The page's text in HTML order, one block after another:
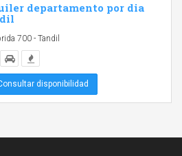
departamento por dia
700 - Tandil
disponibilidad